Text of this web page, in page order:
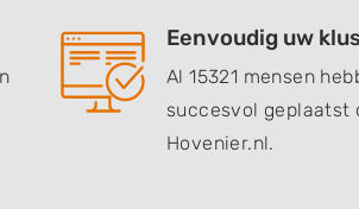
Eenvoudig uw
Al 15321 mensen
succesvol geplaatst
Hovenier.nl.